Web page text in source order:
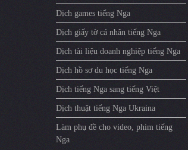
Dịch games tiếng Nga
Dịch giấy tờ cá nhân tiếng Nga
Dịch tài liệu doanh nghiệp tiếng Nga
Dịch hồ sơ du học tiếng Nga
Dịch tiếng Nga sang tiếng Việt
Dịch thuật tiếng Nga Ukraina
Làm phụ đề cho video, phim tiếng
Nga